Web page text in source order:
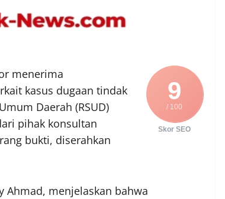
9
/ 100
Skor SEO
menerima
kasus dugaan tindak
Daerah (RSUD)
pihak konsultan
bukti, diserahkan
Ahmad, menjelaskan bahwa